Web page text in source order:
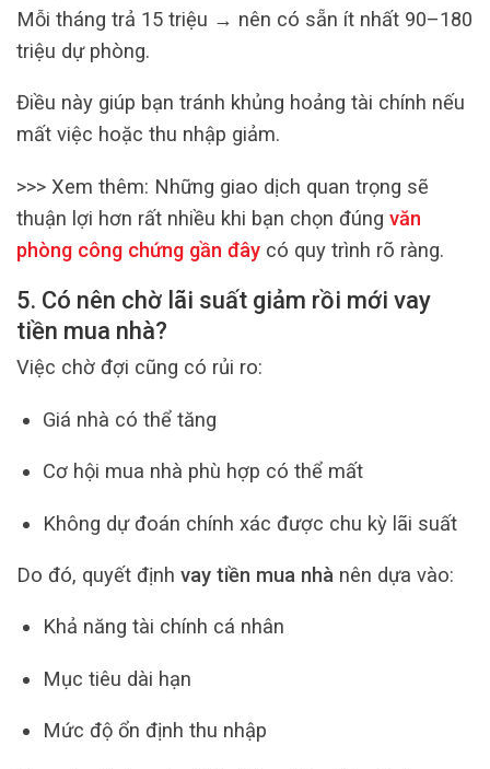
Mỗi tháng trả 15 triệu → nên có sẵn ít nhất 90–180
triệu dự phòng.
Điều này giúp bạn tránh khủng hoảng tài chính nếu
mất việc hoặc thu nhập giảm.
>>> Xem thêm: Những giao dịch quan trọng sẽ
thuận lợi hơn rất nhiều khi bạn chọn đúng văn
phòng công chứng gần đây có quy trình rõ ràng.
5. Có nên chờ lãi suất giảm rồi mới vay
tiền mua nhà?
Việc chờ đợi cũng có rủi ro:
Giá nhà có thể tăng
Cơ hội mua nhà phù hợp có thể mất
Không dự đoán chính xác được chu kỳ lãi suất
Do đó, quyết định vay tiền mua nhà nên dựa vào:
Khả năng tài chính cá nhân
Mục tiêu dài hạn
Mức độ ổn định thu nhập